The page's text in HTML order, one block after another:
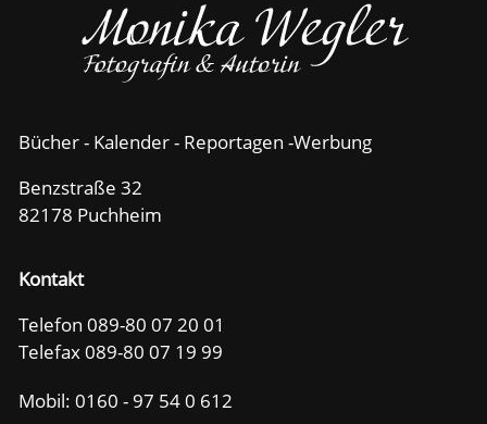
Bücher - Kalender - Reportagen -Werbung
Benzstraße 32
82178 Puchheim
Kontakt
Telefon 089-80 07 20 01
Telefax 089-80 07 19 99
Mobil: 0160 - 97 54 0 612